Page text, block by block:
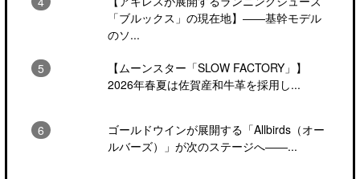
「ブルックス」の現在地】――基幹モデル
のソ...
【ムーンスター「SLOW FACTORY」】
2026年春夏は佐賀産和牛革を採用し...
ゴールドウインが展開する「Allbirds（オー
ルバーズ）」が次のステージへ――...